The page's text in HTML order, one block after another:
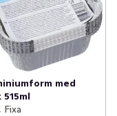
med
515ml
Fixa